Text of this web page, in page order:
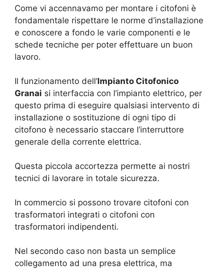
Come vi accennavamo per montare i citofoni è
fondamentale rispettare le norme d’installazione
e conoscere a fondo le varie componenti e le
schede tecniche per poter effettuare un buon
lavoro.
Il funzionamento dell’Impianto Citofonico
Granai si interfaccia con l’impianto elettrico, per
questo prima di eseguire qualsiasi intervento di
installazione o sostituzione di ogni tipo di
citofono è necessario staccare l’interruttore
generale della corrente elettrica.
Questa piccola accortezza permette ai nostri
tecnici di lavorare in totale sicurezza.
In commercio si possono trovare citofoni con
trasformatori integrati o citofoni con
trasformatori indipendenti.
Nel secondo caso non basta un semplice
collegamento ad una presa elettrica, ma